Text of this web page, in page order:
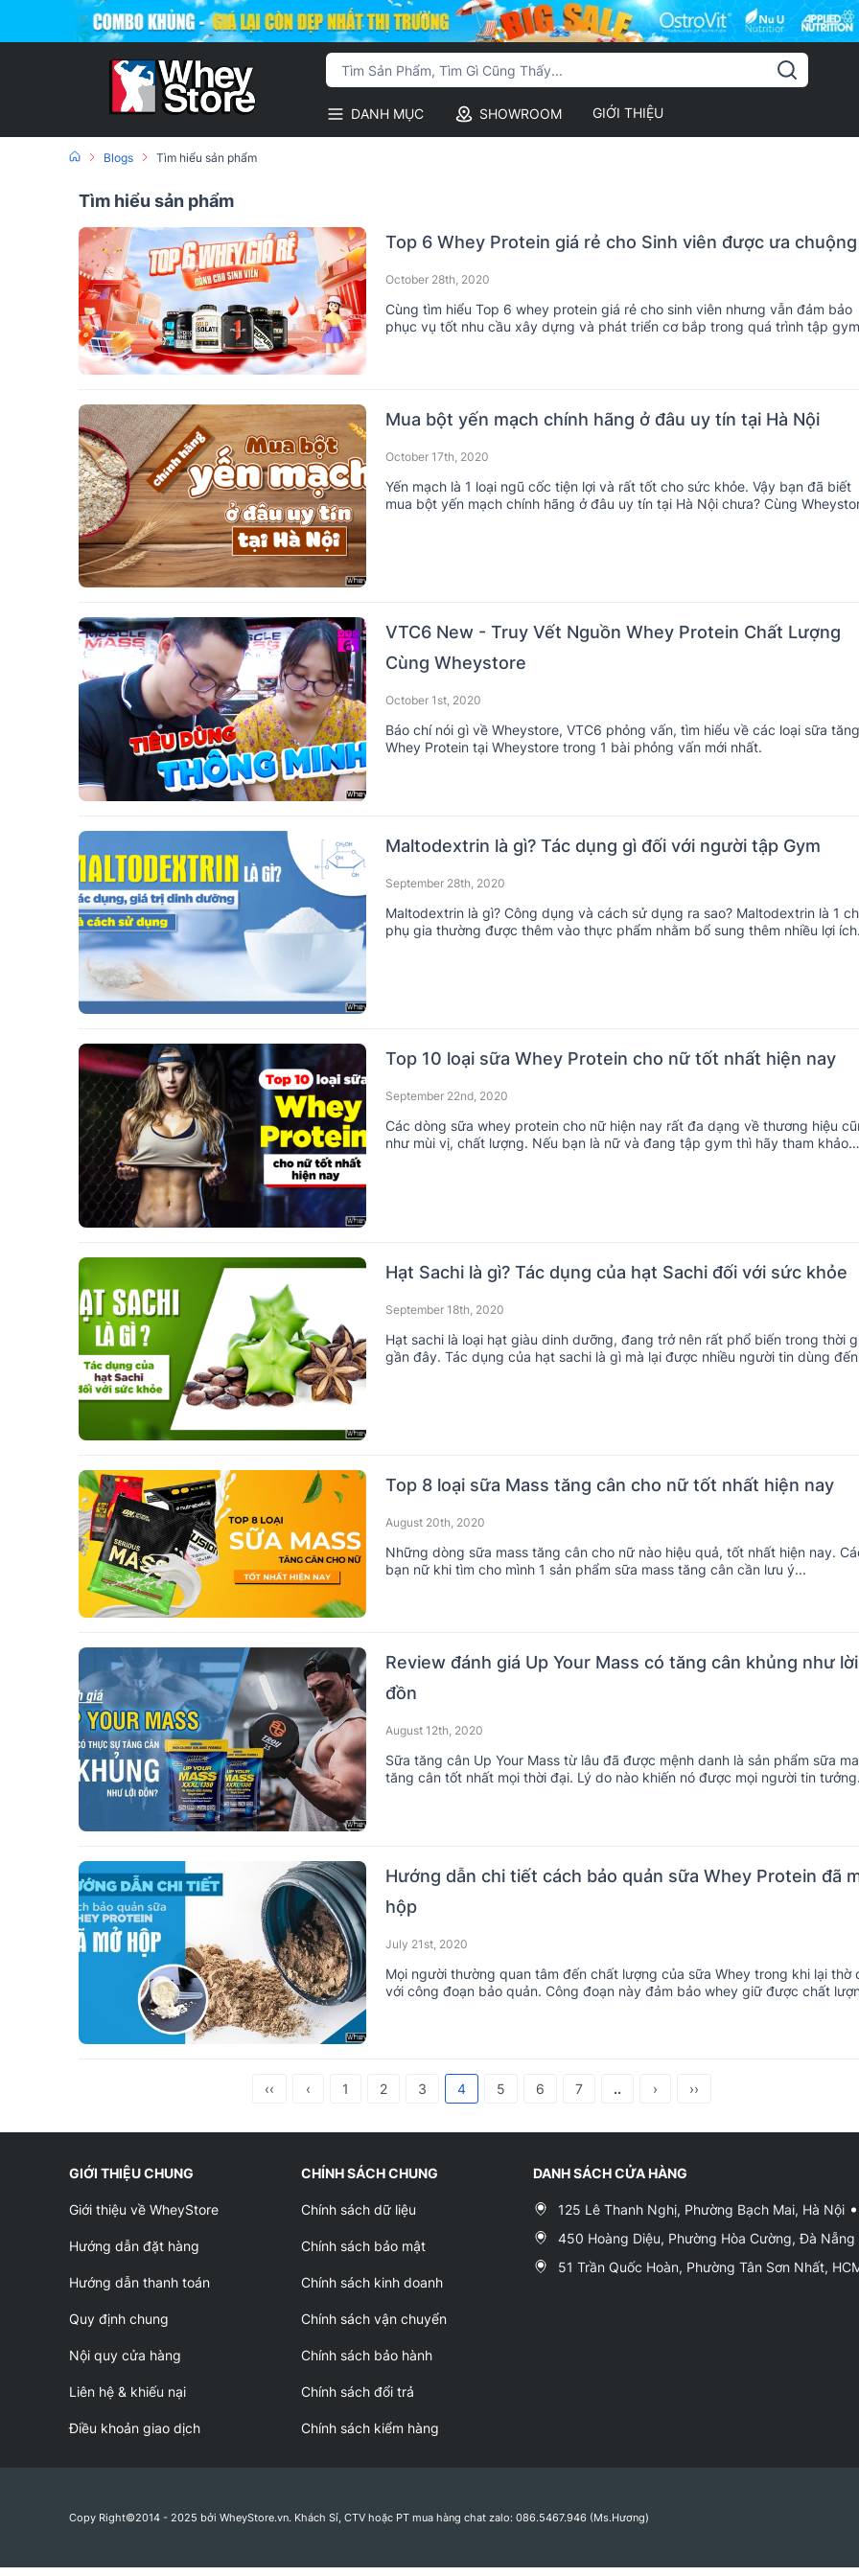
DANH MỤC SHOWROOM GIỚI THIỆU
Blogs Tìm hiểu sản phẩm
Tìm hiểu sản phẩm
Top 6 Whey Protein giá rẻ cho Sinh viên được ưa chuộng
October 28th, 2020
Cùng tìm hiểu Top 6 whey protein giá rẻ cho sinh viên nhưng vẫn đảm bảo
phục vụ tốt nhu cầu xây dựng và phát triển cơ bắp trong quá trình tập gym
Mua bột yến mạch chính hãng ở đâu uy tín tại Hà Nội
October 17th, 2020
Yến mạch là 1 loại ngũ cốc tiện lợi và rất tốt cho sức khỏe. Vậy bạn đã biết
mua bột yến mạch chính hãng ở đâu uy tín tại Hà Nội chưa? Cùng
VTC6 New - Truy Vết Nguồn Whey Protein Chất Lượng
Cùng Wheystore
October 1st, 2020
Báo chí nói gì về Wheystore, VTC6 phỏng vấn, tìm hiểu về các loại sữa
Whey Protein tại Wheystore trong 1 bài phỏng vấn mới nhất.
Maltodextrin là gì? Tác dụng gì đối với người tập Gym
September 28th, 2020
Maltodextrin là gì? Công dụng và cách sử dụng ra sao? Maltodextrin là 1
phụ gia thường được thêm vào thực phẩm nhằm bổ sung thêm nhiều lợi ích
Top 10 loại sữa Whey Protein cho nữ tốt nhất hiện nay
September 22nd, 2020
Các dòng sữa whey protein cho nữ hiện nay rất đa dạng về thương hiệu
như mùi vị, chất lượng. Nếu bạn là nữ và đang tập gym thì hãy tham khảo
Hạt Sachi là gì? Tác dụng của hạt Sachi đối với sức khỏe
September 18th, 2020
Hạt sachi là loại hạt giàu dinh dưỡng, đang trở nên rất phổ biến trong thời
gần đây. Tác dụng của hạt sachi là gì mà lại được nhiều người tin dùng đến
Top 8 loại sữa Mass tăng cân cho nữ tốt nhất hiện nay
August 20th, 2020
Những dòng sữa mass tăng cân cho nữ nào hiệu quả, tốt nhất hiện nay.
bạn nữ khi tìm cho mình 1 sản phẩm sữa mass tăng cân cần lưu ý...
Review đánh giá Up Your Mass có tăng cân khủng như lời
đồn
August 12th, 2020
Sữa tăng cân Up Your Mass từ lâu đã được mệnh danh là sản phẩm sữa
tăng cân tốt nhất mọi thời đại. Lý do nào khiến nó được mọi người tin tưởng
Hướng dẫn chi tiết cách bảo quản sữa Whey Protein đã
hộp
July 21st, 2020
Mọi người thường quan tâm đến chất lượng của sữa Whey trong khi lại thờ
với công đoạn bảo quản. Công đoạn này đảm bảo whey giữ được chất
‹‹ ‹ 1 2 3 4 5 6 7 .. › ››
GIỚI THIỆU CHUNG
Giới thiệu về WheyStore
Hướng dẫn đặt hàng
Hướng dẫn thanh toán
Quy định chung
Nội quy cửa hàng
Liên hệ & khiếu nại
Điều khoản giao dịch
CHÍNH SÁCH CHUNG
Chính sách dữ liệu
Chính sách bảo mật
Chính sách kinh doanh
Chính sách vận chuyển
Chính sách bảo hành
Chính sách đổi trả
Chính sách kiểm hàng
DANH SÁCH CỬA HÀNG
125 Lê Thanh Nghị, Phường Bạch Mai, Hà Nội
450 Hoàng Diệu, Phường Hòa Cường, Đà Nẵng
51 Trần Quốc Hoàn, Phường Tân Sơn Nhất,
Copy Right©2014 - 2025 bởi WheyStore.vn. Khách Sỉ, CTV hoặc PT mua hàng chat zalo: 086.5467.946 (Ms.Hương)